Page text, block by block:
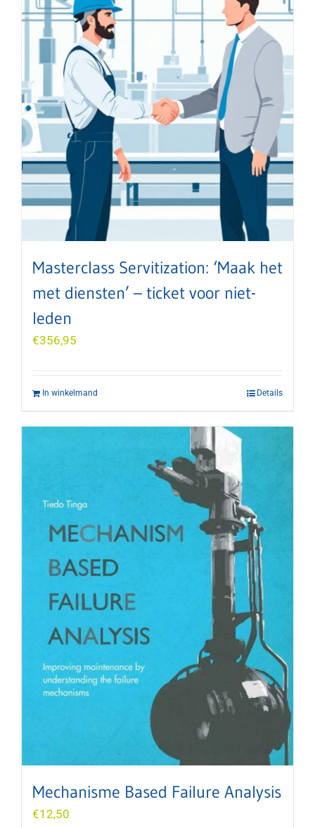
Masterclass Servitization: ‘Maak het
met diensten’ – ticket voor niet-
leden
€356,95
In winkelmand Details
Mechanisme Based Failure Analysis
€12,50